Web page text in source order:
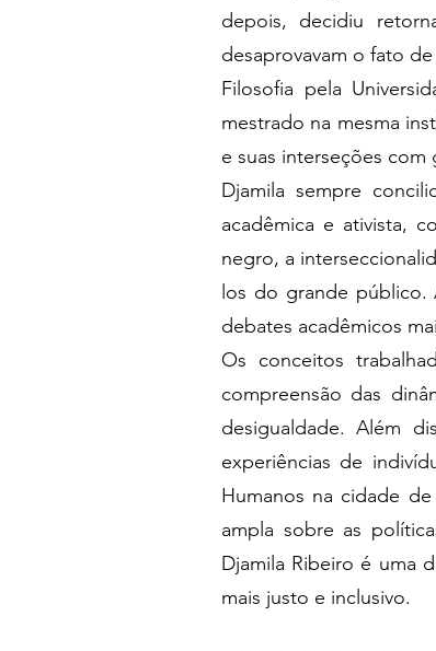
depois, decidiu
desaprovavam o fato
Filosofia pela
mestrado na mesma
e suas interseções com
Djamila sempre
acadêmica e ativista,
negro, a
los do grande público.
debates acadêmicos
Os conceitos
compreensão das
desigualdade. Além
experiências de
Humanos na cidade
ampla sobre as
Djamila Ribeiro é uma
mais justo e inclusivo.